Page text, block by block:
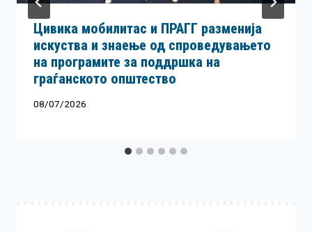
Цивика мобилитас и ПРАГГ разменија
искуства и знаење од спроведувањето
на програмите за поддршка на
граѓанското општество
08/07/2026